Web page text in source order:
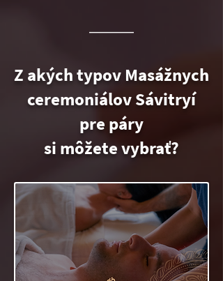
________
Z akých typov Masážnych
ceremoniálov Sávitryí
pre páry
si môžete vybrať?